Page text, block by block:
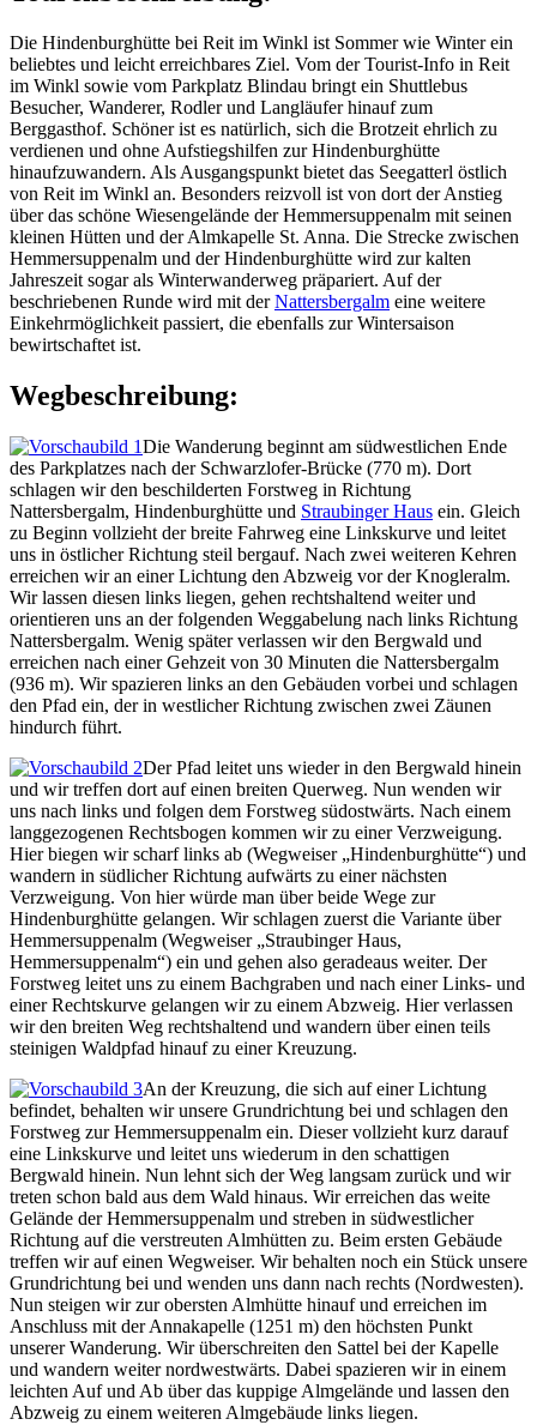
Die Hindenburghütte bei Reit im Winkl ist Sommer wie Winter ein
beliebtes und leicht erreichbares Ziel. Vom der Tourist-Info in Reit
im Winkl sowie vom Parkplatz Blindau bringt ein Shuttlebus
Besucher, Wanderer, Rodler und Langläufer hinauf zum
Berggasthof. Schöner ist es natürlich, sich die Brotzeit ehrlich zu
verdienen und ohne Aufstiegshilfen zur Hindenburghütte
hinaufzuwandern. Als Ausgangspunkt bietet das Seegatterl östlich
von Reit im Winkl an. Besonders reizvoll ist von dort der Anstieg
über das schöne Wiesengelände der Hemmersuppenalm mit seinen
kleinen Hütten und der Almkapelle St. Anna. Die Strecke zwischen
Hemmersuppenalm und der Hindenburghütte wird zur kalten
Jahreszeit sogar als Winterwanderweg präpariert. Auf der
beschriebenen Runde wird mit derNattersbergalm eine weitere
Einkehrmöglichkeit passiert, die ebenfalls zur Wintersaison
bewirtschaftet ist.
Wegbeschreibung:
Die Wanderung beginnt am südwestlichen Ende
des Parkplatzes nach der Schwarzlofer-Brücke (770 m). Dort
schlagen wir den beschilderten Forstweg in Richtung
Nattersbergalm, Hindenburghütte und Straubinger Haus ein. Gleich
zu Beginn vollzieht der breite Fahrweg eine Linkskurve und leitet
uns in östlicher Richtung steil bergauf. Nach zwei weiteren Kehren
erreichen wir an einer Lichtung den Abzweig vor der Knogleralm.
Wir lassen diesen links liegen, gehen rechtshaltend weiter und
orientieren uns an der folgenden Weggabelung nach links Richtung
Nattersbergalm. Wenig später verlassen wir den Bergwald und
erreichen nach einer Gehzeit von 30 Minuten die Nattersbergalm
(936 m). Wir spazieren links an den Gebäuden vorbei und schlagen
den Pfad ein, der in westlicher Richtung zwischen zwei Zäunen
hindurch führt.
Der Pfad leitet uns wieder in den Bergwald hinein
und wir treffen dort auf einen breiten Querweg. Nun wenden wir
uns nach links und folgen dem Forstweg südostwärts. Nach einem
langgezogenen Rechtsbogen kommen wir zu einer Verzweigung.
Hier biegen wir scharf links ab (Wegweiser „Hindenburghütte“) und
wandern in südlicher Richtung aufwärts zu einer nächsten
Verzweigung. Von hier würde man über beide Wege zur
Hindenburghütte gelangen. Wir schlagen zuerst die Variante über
Hemmersuppenalm (Wegweiser „Straubinger Haus,
Hemmersuppenalm“) ein und gehen also geradeaus weiter. Der
Forstweg leitet uns zu einem Bachgraben und nach einer Links- und
einer Rechtskurve gelangen wir zu einem Abzweig. Hier verlassen
wir den breiten Weg rechtshaltend und wandern über einen teils
steinigen Waldpfad hinauf zu einer Kreuzung.
An der Kreuzung, die sich auf einer Lichtung
befindet, behalten wir unsere Grundrichtung bei und schlagen den
Forstweg zur Hemmersuppenalm ein. Dieser vollzieht kurz darauf
eine Linkskurve und leitet uns wiederum in den schattigen
Bergwald hinein. Nun lehnt sich der Weg langsam zurück und wir
treten schon bald aus dem Wald hinaus. Wir erreichen das weite
Gelände der Hemmersuppenalm und streben in südwestlicher
Richtung auf die verstreuten Almhütten zu. Beim ersten Gebäude
treffen wir auf einen Wegweiser. Wir behalten noch ein Stück unsere
Grundrichtung bei und wenden uns dann nach rechts (Nordwesten).
Nun steigen wir zur obersten Almhütte hinauf und erreichen im
Anschluss mit der Annakapelle (1251 m) den höchsten Punkt
unserer Wanderung. Wir überschreiten den Sattel bei der Kapelle
und wandern weiter nordwestwärts. Dabei spazieren wir in einem
leichten Auf und Ab über das kuppige Almgelände und lassen den
Abzweig zu einem weiteren Almgebäude links liegen.